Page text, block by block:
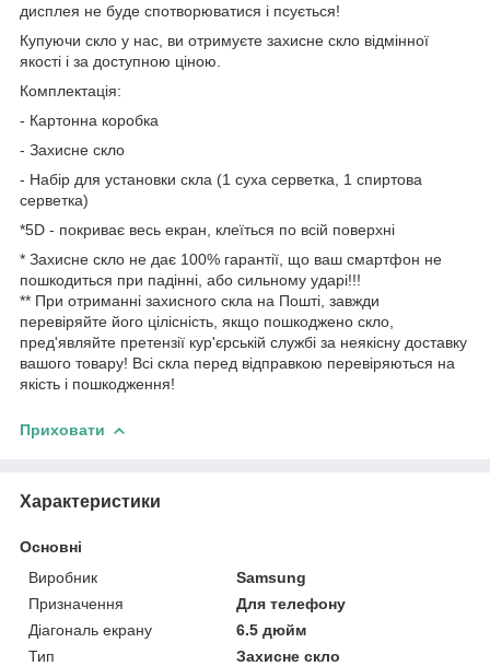
дисплея не буде спотворюватися і псується!
Купуючи скло у нас, ви отримуєте захисне скло відмінної
якості і за доступною ціною.
Комплектація:
- Картонна коробка
- Захисне скло
- Набір для установки скла (1 суха серветка, 1 спиртова
серветка)
*5D - покриває весь екран, клеїться по всій поверхні
* Захисне скло не дає 100% гарантії, що ваш смартфон не
пошкодиться при падінні, або сильному ударі!!!
** При отриманні захисного скла на Пошті, завжди
перевіряйте його цілісність, якщо пошкоджено скло,
пред'являйте претензії кур'єрській службі за неякісну доставку
вашого товару! Всі скла перед відправкою перевіряються на
якість і пошкодження!
Приховати
Характеристики
Основні
Виробник
Samsung
Призначення
Для телефону
Діагональ екрану
6.5 дюйм
Тип
Захисне скло